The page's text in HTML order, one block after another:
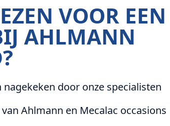
VOOR EEN
AHLMANN
door onze specialisten
Ahlmann en Mecalac occasions